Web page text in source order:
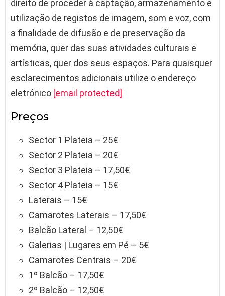
direito de proceder à captação, armazenamento e
utilização de registos de imagem, som e voz, com
a finalidade de difusão e de preservação da
memória, quer das suas atividades culturais e
artísticas, quer dos seus espaços. Para quaisquer
esclarecimentos adicionais utilize o endereço
eletrónico [email protected]
Preços
Sector 1 Plateia – 25€
Sector 2 Plateia – 20€
Sector 3 Plateia – 17,50€
Sector 4 Plateia – 15€
Laterais – 15€
Camarotes Laterais – 17,50€
Balcão Lateral – 12,50€
Galerias | Lugares em Pé – 5€
Camarotes Centrais – 20€
1º Balcão – 17,50€
2º Balcão – 12,50€